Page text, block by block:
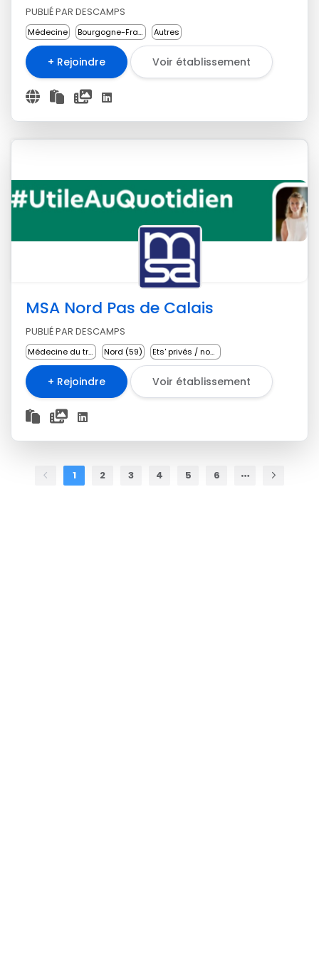
PUBLIÉ PAR DESCAMPS
Médecine Bourgogne-Franche-Comté Autres
+ Rejoindre Voir établissement
MSA Nord Pas de Calais
PUBLIÉ PAR DESCAMPS
Médecine du travail Nord (59) Ets' privés / non lucratifs
+ Rejoindre Voir établissement
1 2 3 4 5 6